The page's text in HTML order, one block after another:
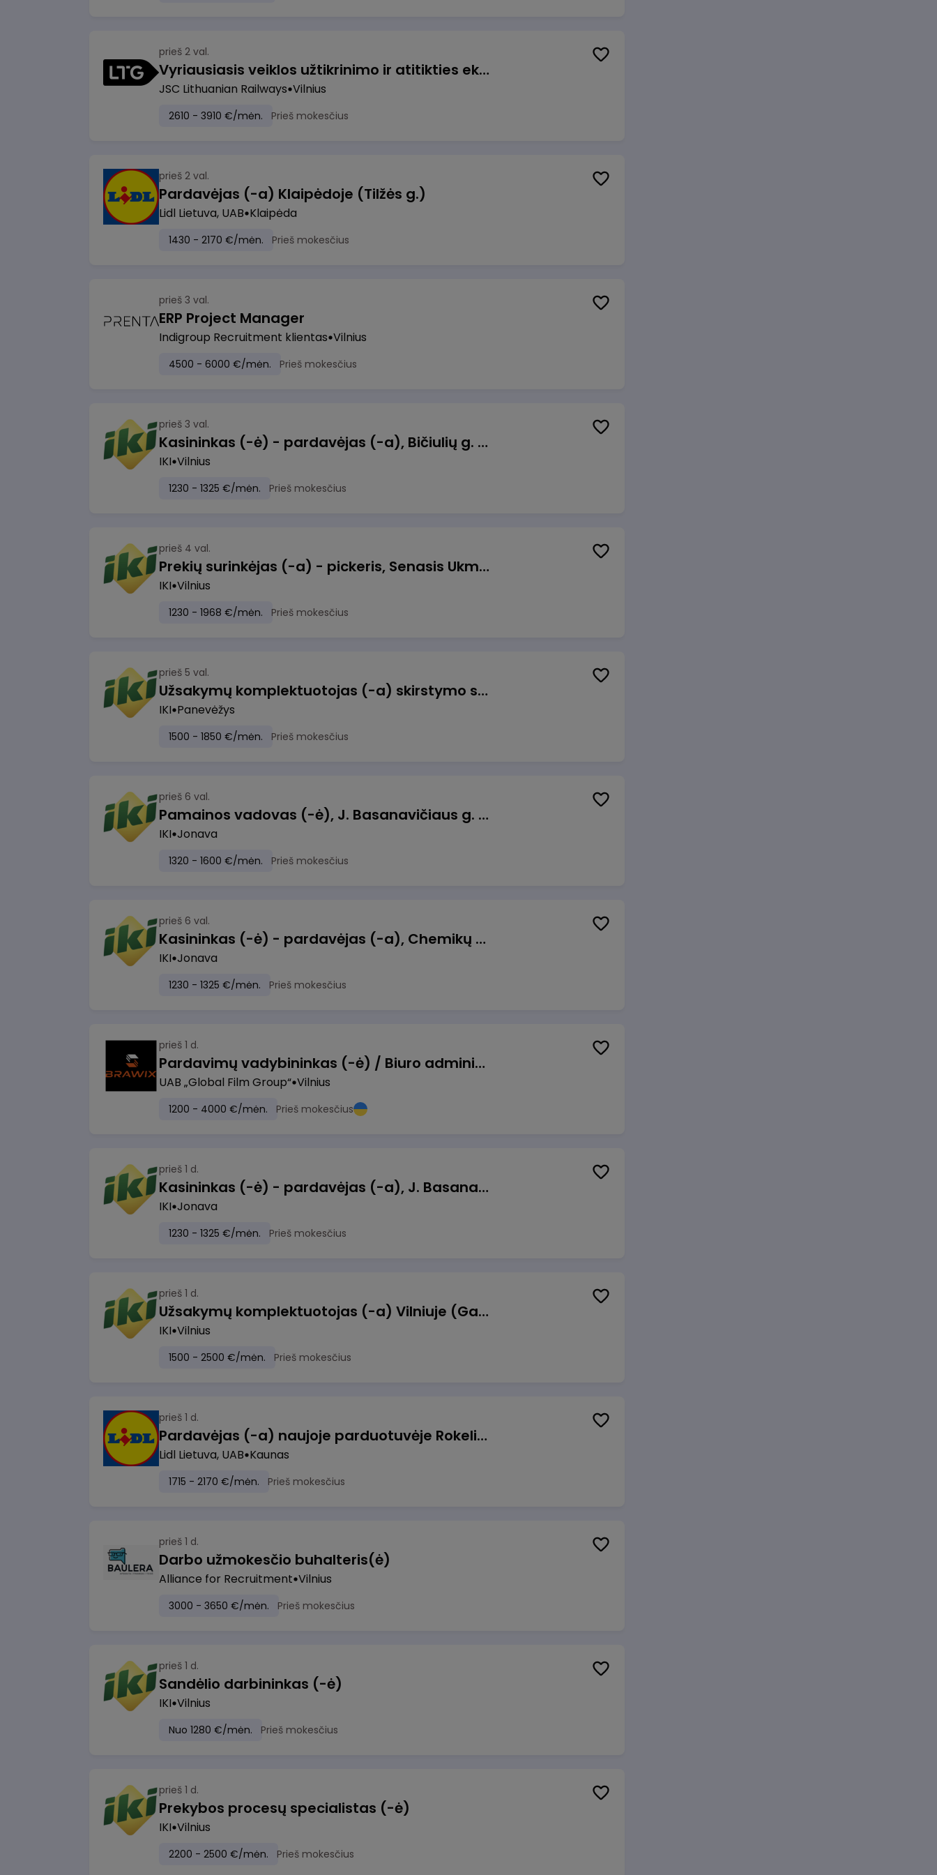
prieš 2 val.
Vyriausiasis veiklos užtikrinimo ir atitikties ekspertas (-ė) (Vilnius, LT)
JSC Lithuanian Railways Vilnius
2610 - 3910 €/mėn. Prieš mokesčius
prieš 2 val.
Pardavėjas (-a) Klaipėdoje (Tilžės g.)
Lidl Lietuva, UAB Klaipėda
1430 - 2170 €/mėn. Prieš mokesčius
prieš 3 val.
ERP Project Manager
Indigroup Recruitment klientas Vilnius
4500 - 6000 €/mėn. Prieš mokesčius
prieš 3 val.
Kasininkas (-ė) - pardavėjas (-a), Bičiulių g. 36, Bukiškis, Vilnius
IKI Vilnius
1230 - 1325 €/mėn. Prieš mokesčius
prieš 4 val.
Prekių surinkėjas (-a) - pickeris, Senasis Ukmergės kelias 8, Avižieniai
IKI Vilnius
1230 - 1968 €/mėn. Prieš mokesčius
prieš 5 val.
Užsakymų komplektuotojas (-a) skirstymo sandėlyje
IKI Panevėžys
1500 - 1850 €/mėn. Prieš mokesčius
prieš 6 val.
Pamainos vadovas (-ė), J. Basanavičiaus g. 6, Jonava
IKI Jonava
1320 - 1600 €/mėn. Prieš mokesčius
prieš 6 val.
Kasininkas (-ė) - pardavėjas (-a), Chemikų g. 1, Jonava
IKI Jonava
1230 - 1325 €/mėn. Prieš mokesčius
prieš 1 d.
Pardavimų vadybininkas (-ė) / Biuro administratorius (-ė) (B2B)
UAB „Global Film Group“ Vilnius
1200 - 4000 €/mėn. Prieš mokesčius
prieš 1 d.
Kasininkas (-ė) - pardavėjas (-a), J. Basanavičiaus g. 6, Jonava
IKI Jonava
1230 - 1325 €/mėn. Prieš mokesčius
prieš 1 d.
Užsakymų komplektuotojas (-a) Vilniuje (Gariūnai)
IKI Vilnius
1500 - 2500 €/mėn. Prieš mokesčius
prieš 1 d.
Pardavėjas (-a) naujoje parduotuvėje Rokeliuose (NEMOKAMAS TRANSPORTAS)
Lidl Lietuva, UAB Kaunas
1715 - 2170 €/mėn. Prieš mokesčius
prieš 1 d.
Darbo užmokesčio buhalteris(ė)
Alliance for Recruitment Vilnius
3000 - 3650 €/mėn. Prieš mokesčius
prieš 1 d.
Sandėlio darbininkas (-ė)
IKI Vilnius
Nuo 1280 €/mėn. Prieš mokesčius
prieš 1 d.
Prekybos procesų specialistas (-ė)
IKI Vilnius
2200 - 2500 €/mėn. Prieš mokesčius